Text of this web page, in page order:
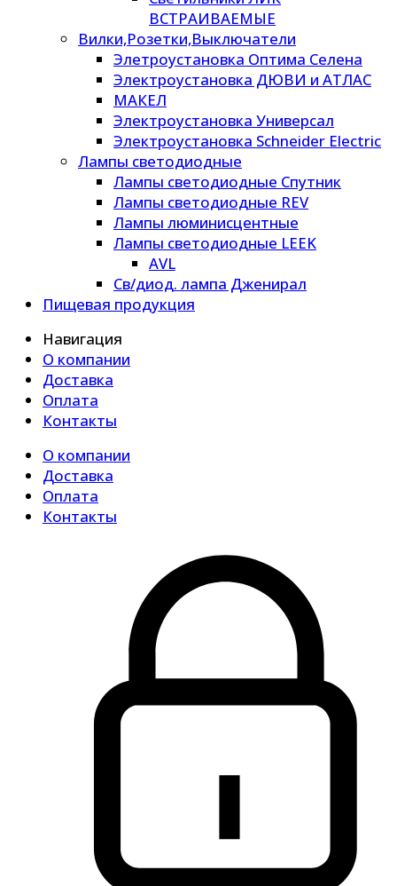
ВСТРАИВАЕМЫЕ
Вилки,Розетки,Выключатели
Элетроустановка Оптима Селена
Электроустановка ДЮВИ и АТЛАС
МАКЕЛ
Электроустановка Универсал
Электроустановка Schneider Electric
Лампы светодиодные
Лампы светодиодные Спутник
Лампы светодиодные REV
Лампы люминисцентные
Лампы светодиодные LEEK
AVL
Св/диод. лампа Дженирал
Пищевая продукция
Навигация
О компании
Доставка
Оплата
Контакты
О компании
Доставка
Оплата
Контакты